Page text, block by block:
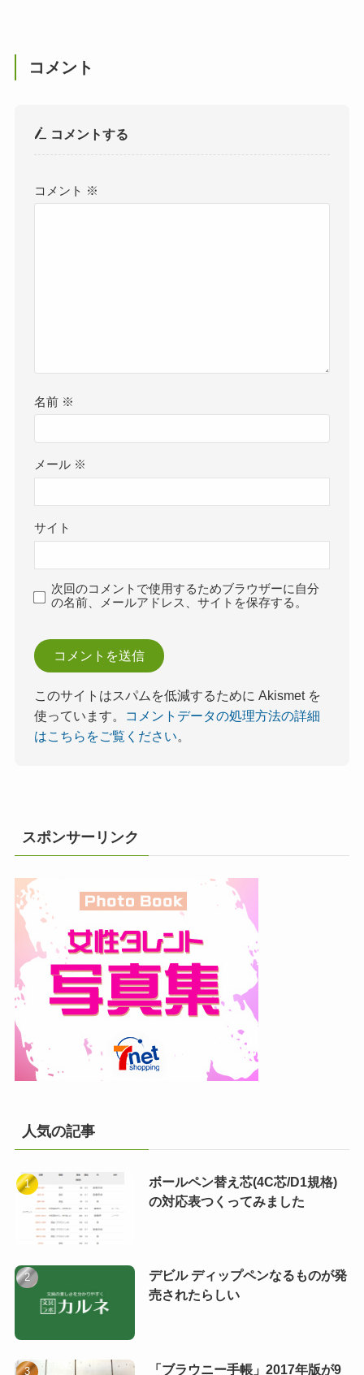
コメント
コメントする
コメント ※
名前 ※
メール ※
サイト
次回のコメントで使用するためブラウザーに自分
の名前、メールアドレス、サイトを保存する。
このサイトはスパムを低減するために Akismet を
使っています。
コメントデータの処理方法の詳細
はこちらをご覧ください。
スポンサーリンク
人気の記事
ボールペン替え芯(4C芯/D1規格)
の対応表つくってみました
デビル ディップペンなるものが発
売されたらしい
「ブラウニー手帳」2017年版が9